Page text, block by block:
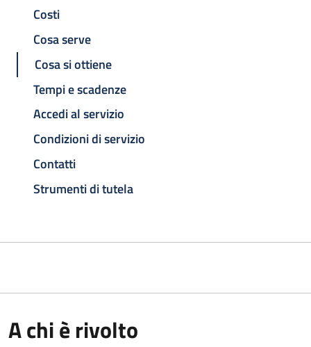
Costi
Cosa serve
Cosa si ottiene
Tempi e scadenze
Accedi al servizio
Condizioni di servizio
Contatti
Strumenti di tutela
A chi è rivolto